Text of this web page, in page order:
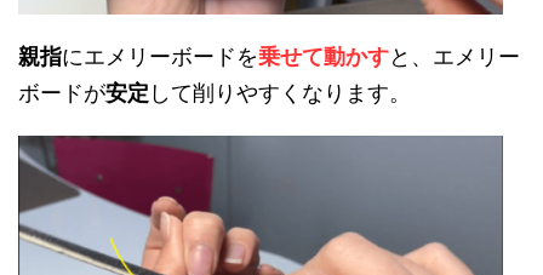
親指にエメリーボードを乗せて動かすと、エメリー
ボードが安定 して削りやすくなります。